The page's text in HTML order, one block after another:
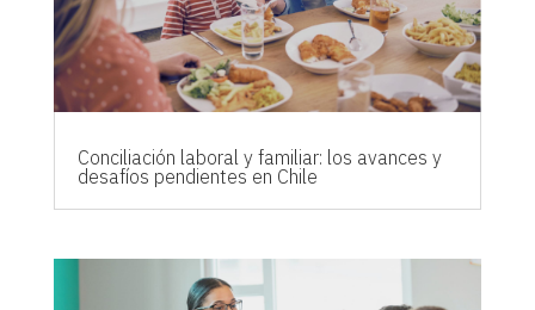
Conciliación laboral y familiar: los avances y
desafíos pendientes en Chile